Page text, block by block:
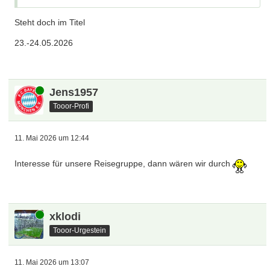
Steht doch im Titel
23.-24.05.2026
Online Jens1957
Tooor-Profi
11. Mai 2026 um 12:44
Interesse für unsere Reisegruppe, dann wären wir durch
Online xklodi
Tooor-Urgestein
11. Mai 2026 um 13:07